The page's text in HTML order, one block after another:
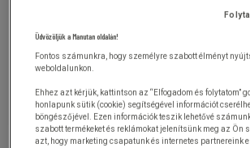
Üdvözöljük a Manutan oldalán!
Fontos számunkra, hogy személyre szabott élményt
weboldalunkon.
Ehhez azt kérjük, kattintson az “Elfogadom és folytatom”
honlapunk sütik (cookie) segítségével információt
böngészőjével. Ezen információk teszik lehetővé
szabott termékeket és reklámokat jelenítsünk meg az Ön
azt, hogy marketing csapatunk és internetes partnereink